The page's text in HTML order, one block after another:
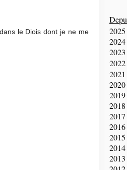
le Diois dont je ne me
2022